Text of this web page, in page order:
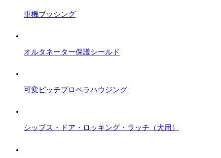
重機ブッシング
オルタネーター保護シールド
可変ピッチプロペラハウジング
シップス・ドア・ロッキング・ラッチ（犬用）